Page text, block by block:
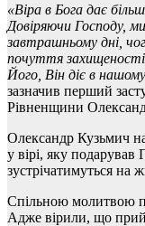
«Віра в Бога дає
Довіряючи Господу,
завтрашньому дні,
почуття
Його, Він діє в
зазначив перший
Рівненщини
Олександр Кузьмич
у вірі, яку
зустрічатимуться на
Спільною молитвою
Адже вірили, що